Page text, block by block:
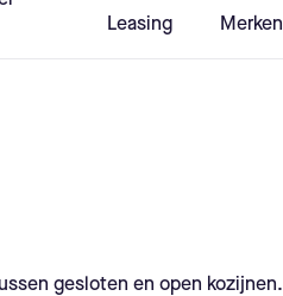
gesloten en open kozijnen.